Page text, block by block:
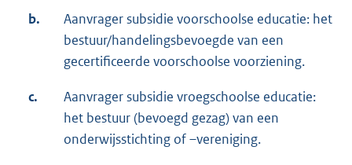
b.
Aanvrager subsidie voorschoolse educatie: het
bestuur/handelingsbevoegde van een
gecertificeerde voorschoolse voorziening.
c.
Aanvrager subsidie vroegschoolse educatie:
het bestuur (bevoegd gezag) van een
onderwijsstichting of –vereniging.